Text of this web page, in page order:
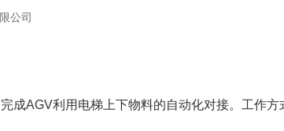
公司
AGV利用电梯上下物料的自动化对接。工作方